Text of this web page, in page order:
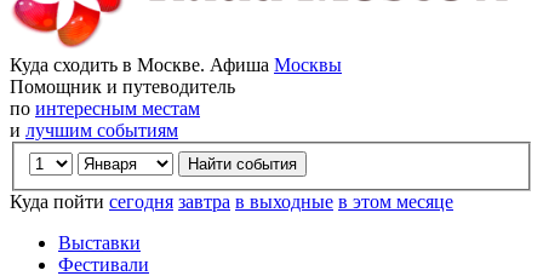
Куда сходить в Москве. Афиша Москвы
Помощник и путеводитель
по интересным местам
и лучшим событиям
Куда пойти сегодня завтра в выходные в этом месяце
Выставки
Фестивали